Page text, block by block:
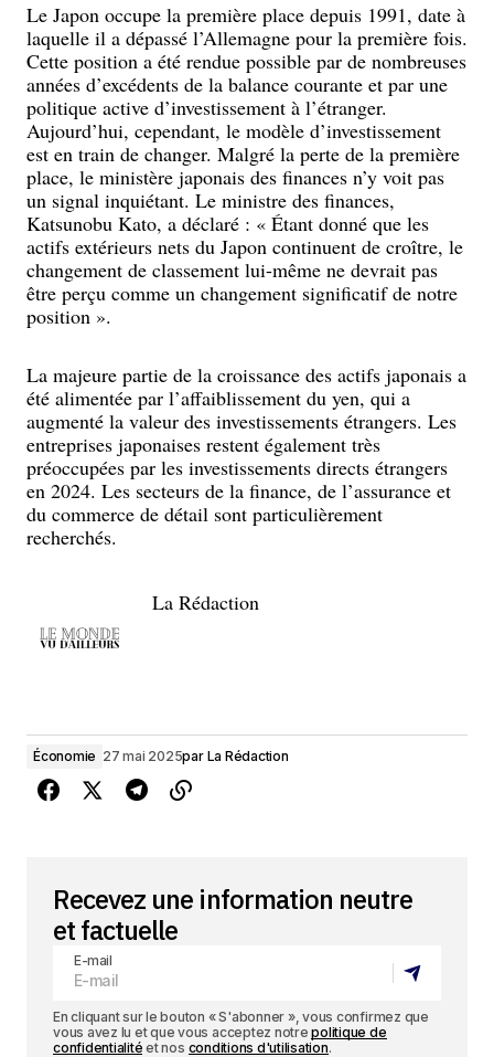
Le Japon occupe la première place depuis 1991, date à
laquelle il a dépassé l’Allemagne pour la première fois.
Cette position a été rendue possible par de nombreuses
années d’excédents de la balance courante et par une
politique active d’investissement à l’étranger.
Aujourd’hui, cependant, le modèle d’investissement
est en train de changer. Malgré la perte de la première
place, le ministère japonais des finances n’y voit pas
un signal inquiétant. Le ministre des finances,
Katsunobu Kato, a déclaré : « Étant donné que les
actifs extérieurs nets du Japon continuent de croître, le
changement de classement lui-même ne devrait pas
être perçu comme un changement significatif de notre
position ».
La majeure partie de la croissance des actifs japonais a
été alimentée par l’affaiblissement du yen, qui a
augmenté la valeur des investissements étrangers. Les
entreprises japonaises restent également très
préoccupées par les investissements directs étrangers
en 2024. Les secteurs de la finance, de l’assurance et
du commerce de détail sont particulièrement
recherchés.
La Rédaction
Économie 27 mai 2025par La Rédaction
Recevez une information neutre
et factuelle
E-mail
En cliquant sur le bouton « S'abonner », vous confirmez que
vous avez lu et que vous acceptez notrepolitique de
confidentialité et nos conditions d'utilisation.